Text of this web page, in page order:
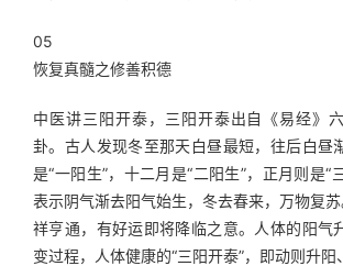
05
恢复真髓之修善积德
中医讲三阳开泰，三阳开泰出自《易经》
卦。古人发现冬至那天白昼最短，往后白昼
是“一阳生”，十二月是“二阳生”，正月则是“
表示阴气渐去阳气始生，冬去春来，万物复苏
祥亨通，有好运即将降临之意。人体的阳气
变过程，人体健康的“三阳开泰”，即动则升